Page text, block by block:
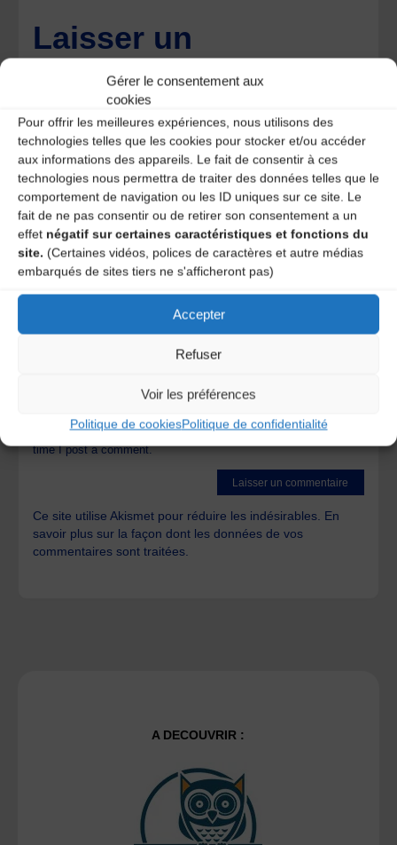
Gérer le consentement aux
cookies
Pour offrir les meilleures expériences, nous utilisons des
technologies telles que les cookies pour stocker et/ou accéder
aux informations des appareils. Le fait de consentir à ces
technologies nous permettra de traiter des données telles que le
comportement de navigation ou les ID uniques sur ce site. Le
fait de ne pas consentir ou de retirer son consentement a un
effet négatif sur certaines caractéristiques et fonctions du
site. (Certaines vidéos, polices de caractères et autre médias
embarqués de sites tiers ne s'afficheront pas)
Accepter
Refuser
Voir les préférences
Politique de cookiesPolitique de confidentialité
Laisser un
commentaire
Votre adresse e-mail ne sera pas publiée. Les champs
obligatoires sont indiqués avec *
Save my name, email, and site URL in my browser for next
time I post a comment.
Ce site utilise Akismet pour réduire les indésirables. En
savoir plus sur la façon dont les données de vos
commentaires sont traitées
A DECOUVRIR :